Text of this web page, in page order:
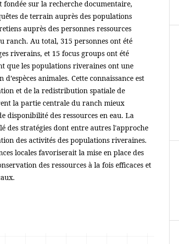
fondée sur la recherche documentaire,
de terrain auprès des populations
auprès des personnes ressources
ranch. Au total, 315 personnes ont été
riverains, et 15 focus groups ont été
que les populations riveraines ont une
animales. Cette connaissance est
et de la redistribution spatiale de
la partie centrale du ranch mieux
disponibilité des ressources en eau. La
des stratégies dont entre autres l'approche
des activités des populations riveraines.
locales favoriserait la mise en place des
des ressources à la fois efficaces et